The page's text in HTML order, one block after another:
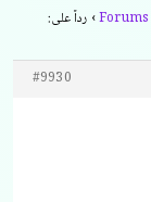
Forums
› رداً على:
#9930